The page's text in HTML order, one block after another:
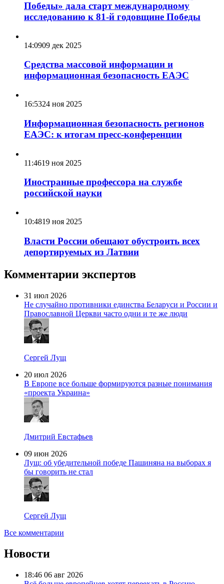
Победы» дала старт международному
исследованию к 81-й годовщине Победы
14:0909 дек 2025
Средства массовой информации и
информационная безопасность ЕАЭС
16:5324 ноя 2025
Информационная безопасность регионов
ЕАЭС: к итогам пресс-конференции
11:4619 ноя 2025
Иностранные профессора на службе
российской науки
10:4819 ноя 2025
Власти России обещают обустроить всех
депортируемых из Латвии
Комментарии экспертов
31 июл 2026
Не случайно противники единства Беларуси и России и
Православной Церкви часто одни и те же люди
Сергей Лущ
20 июл 2026
В Европе все больше формируются разные понимания
«проекта Украина»
Дмитрий Евстафьев
09 июн 2026
Лущ: об убедительной победе Пашиняна на выборах я
бы говорить не стал
Сергей Лущ
Все комментарии
Новости
18:46 06 авг 2026